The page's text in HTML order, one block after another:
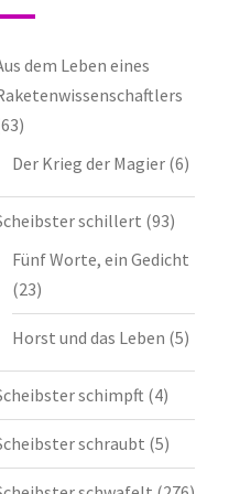
dem Leben eines
Der Krieg der Magier(6)
schillert (93)
Fünf Worte, ein Gedicht
(23)
Horst und das Leben (5)
schimpft (4)
schraubt (5)